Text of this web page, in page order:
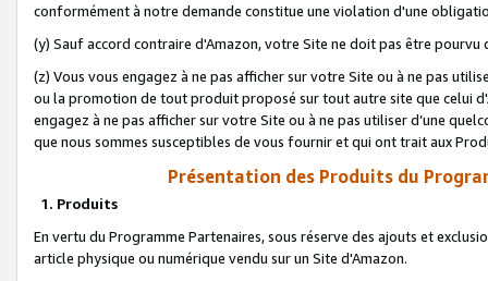
conformément à notre demande constitue une violation d'une
(y) Sauf accord contraire d'Amazon, votre Site ne doit pas être
(z) Vous vous engagez à ne pas afficher sur votre Site ou à ne pas
ou la promotion de tout produit proposé sur tout autre site que celui
engagez à ne pas afficher sur votre Site ou à ne pas utiliser d’une
que nous sommes susceptibles de vous fournir et qui ont trait aux
Présentation des Produits du
1. Produits
En vertu du Programme Partenaires, sous réserve des ajouts et
article physique ou numérique vendu sur un Site d'Amazon.